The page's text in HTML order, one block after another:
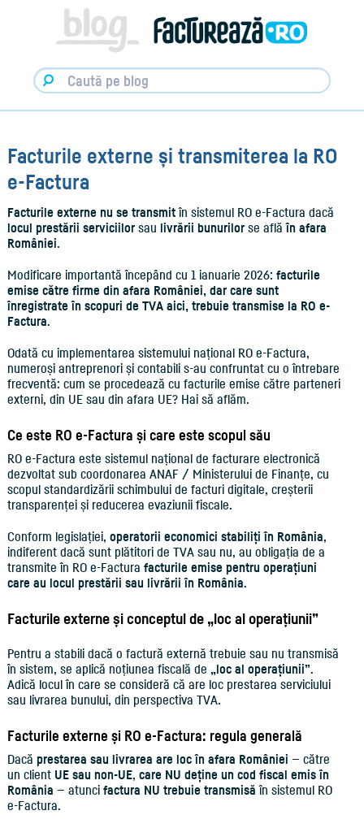
Factureaza.ro
Facturile externe și transmiterea la RO
e-Factura
Facturile externe nu se transmitîn sistemul RO e-Factura dacă
locul prestării serviciilorsau livrării bunurilorse aflăîn afara
României.
Modificare importantă începând cu 1 ianuarie 2026: facturile
emise către firme din afara României, dar care sunt
înregistrate în scopuri de TVA aici, trebuie transmise la RO e-
Factura.
Odată cu implementarea sistemului național RO e-Factura,
numeroși antreprenori și contabili s-au confruntat cu o întrebare
frecventă: cum se procedează cu facturile emise către parteneri
externi, din UE sau din afara UE? Hai să aflăm.
Ce este RO e-Factura și care este scopul său
RO e-Factura este sistemul național de facturare electronică
dezvoltat sub coordonarea ANAF / Ministerului de Finanțe, cu
scopul standardizării schimbului de facturi digitale, creșterii
transparenței și reducerea evaziunii fiscale.
Conform legislației, operatorii economici stabiliți în România,
indiferent dacă sunt plătitori de TVA sau nu, au obligația de a
transmite în RO e-Factura facturile emise pentru operațiuni
care au locul prestării sau livrării în România.
Facturile externe și conceptul de „loc al operațiunii”
Pentru a stabili dacă o factură externă trebuie sau nu transmisă
în sistem, se aplică noțiunea fiscală de „loc al operațiunii”.
Adică locul în care se consideră că are loc prestarea serviciului
sau livrarea bunului, din perspectiva TVA.
Facturile externe și RO e-Factura: regula generală
Dacă prestarea sau livrarea are loc în afara României — către
un client UE sau non-UE, care NU deține un cod fiscal emis în
România — atunci factura NU trebuie transmisă în sistemul RO
e-Factura.